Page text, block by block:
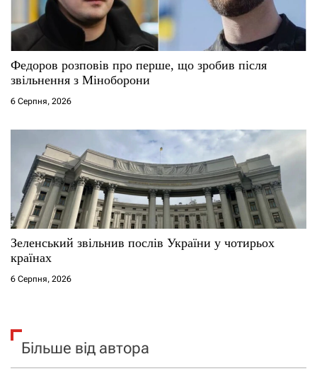
Федоров розповів про перше, що зробив після
звільнення з Міноборони
6 Серпня, 2026
Зеленський звільнив послів України у чотирьох
країнах
6 Серпня, 2026
Більше від автора